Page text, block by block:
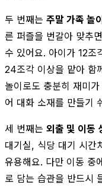
두 번째는 주말 가족 놀
른 퍼즐을 번갈아 맞추
수 있어요. 아이가 12조
24조각 이상을 맡아 함
놀이로도 충분히 재미
어 대화 소재를 만들기
세 번째는 외출 및 이동
대기실, 식당 대기 시간
유용해요. 다만 이동 중
로 담는 습관을 반드시